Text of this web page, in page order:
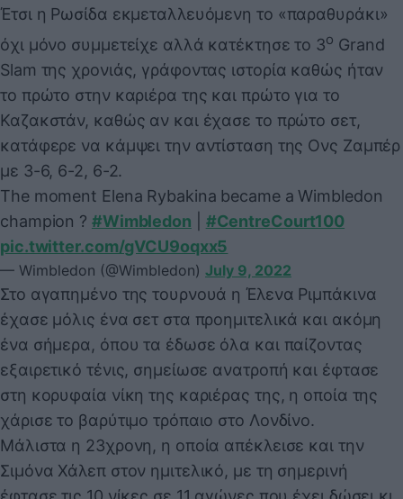
Έτσι η Ρωσίδα εκμεταλλευόμενη το «παραθυράκι»
όχι μόνο συμμετείχε αλλά κατέκτησε το 3ο Grand
Slam της χρονιάς, γράφοντας ιστορία καθώς ήταν
το πρώτο στην καριέρα της και πρώτο για το
Καζακστάν, καθώς αν και έχασε το πρώτο σετ,
κατάφερε να κάμψει την αντίσταση της Ονς Ζαμπέρ
με 3-6, 6-2, 6-2.
The moment Elena Rybakina became a Wimbledon
champion ​?​ #Wimbledon
#CentreCourt100
pic.twitter.com/gVCU9oqxx5
— Wimbledon (@Wimbledon) July 9, 2022
Στο αγαπημένο της τουρνουά η Έλενα Ριμπάκινα
έχασε μόλις ένα σετ στα προημιτελικά και ακόμη
ένα σήμερα, όπου τα έδωσε όλα και παίζοντας
εξαιρετικό τένις, σημείωσε ανατροπή και έφτασε
στη κορυφαία νίκη της καριέρας της, η οποία της
χάρισε το βαρύτιμο τρόπαιο στο Λονδίνο.
Μάλιστα η 23χρονη, η οποία απέκλεισε και την
Σιμόνα Χάλεπ στον ημιτελικό, με τη σημερινή